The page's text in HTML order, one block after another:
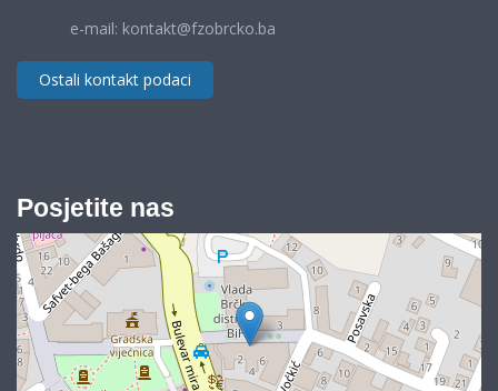
e-mail: kontakt@fzobrcko.ba
Ostali kontakt podaci
Posjetite nas